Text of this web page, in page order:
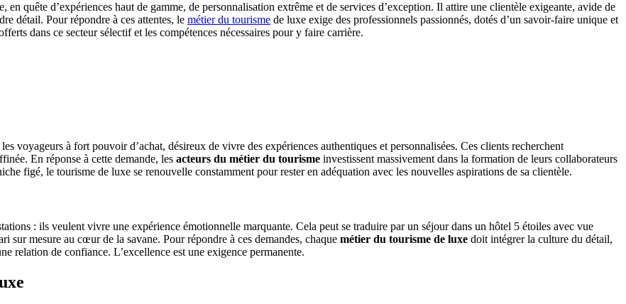
en quête d’expériences haut de gamme, de personnalisation extrême et de services d’exception. Il attire une clientèle exigeante, avide de
détail. Pour répondre à ces attentes, le métier du tourisme de luxe exige des professionnels passionnés, dotés d’un savoir-faire unique et
dans ce secteur sélectif et les compétences nécessaires pour y faire carrière.
voyageurs à fort pouvoir d’achat, désireux de vivre des expériences authentiques et personnalisées. Ces clients recherchent
En réponse à cette demande, les acteurs du métier du tourisme investissent massivement dans la formation de leurs collaborateurs
figé, le tourisme de luxe se renouvelle constamment pour rester en adéquation avec les nouvelles aspirations de sa clientèle.
: ils veulent vivre une expérience émotionnelle marquante. Cela peut se traduire par un séjour dans un hôtel 5 étoiles avec vue
mesure au cœur de la savane. Pour répondre à ces demandes, chaque métier du tourisme de luxe doit intégrer la culture du détail,
relation de confiance. L’excellence est une exigence permanente.